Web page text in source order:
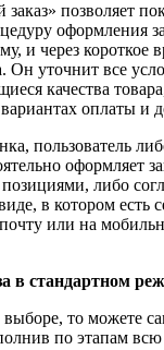
позволяет
оформления
и через короткое
Он уточнит все
качества
оплаты и
пользователь
оформляет
либо
в котором есть
или на
в стандартном
то можете
по этапам